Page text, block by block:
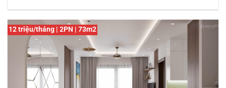
12 triệu/tháng | 2PN | 73m2